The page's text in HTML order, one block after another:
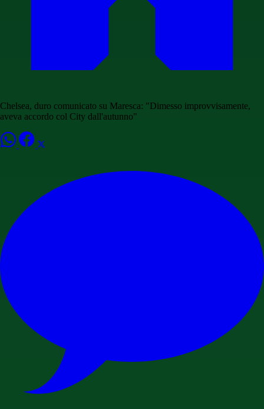
Chelsea, duro comunicato su Maresca: "Dimesso improvvisamente,
aveva accordo col City dall'autunno"